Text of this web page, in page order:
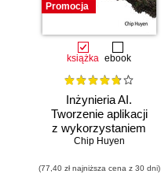
Promocja
książka ebook
Inżynieria AI.
Tworzenie aplikacji
z wykorzystaniem
modeli bazowych
Chip Huyen
(77,40 zł najniższa cena z 30 dni)